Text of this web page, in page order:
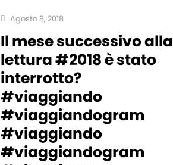
Agosto 8, 2018
Il mese successivo alla
lettura #2018 è stato
interrotto?
#viaggiando
#viaggiandogram
#viaggiando
#viaggiandogram